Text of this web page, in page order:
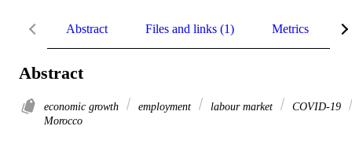
Abstract Files and links (1) Metrics
Abstract
economic growth employment labour market
COVID-19
Morocco